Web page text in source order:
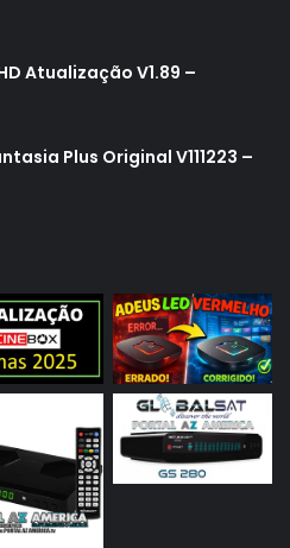
Atualização V1.89 –
Plus Original V111223 –